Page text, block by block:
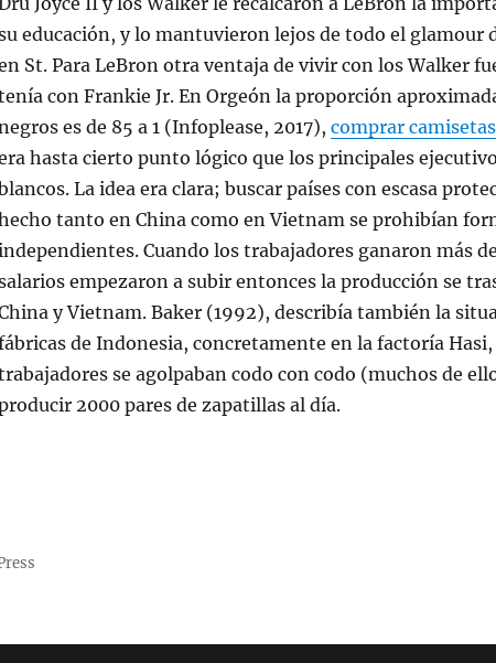
educación, y lo mantuvieron lejos de todo el glamour
St. Para LeBron otra ventaja de vivir con los Walker
con Frankie Jr. En Orgeón la proporción
es de 85 a 1 (Infoplease, 2017),comprar
hasta cierto punto lógico que los principales
La idea era clara; buscar países con escasa
tanto en China como en Vietnam se prohibían
Cuando los trabajadores ganaron más
empezaron a subir entonces la producción se
y Vietnam. Baker (1992), describía también la
de Indonesia, concretamente en la factoría
se agolpaban codo con codo (muchos de
2000 pares de zapatillas al día.